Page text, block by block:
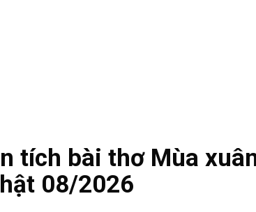
tích bài thơ Mùa
08/2026